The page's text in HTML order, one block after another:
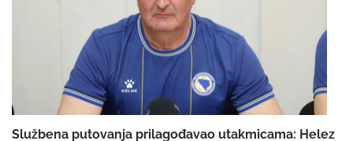
Službena putovanja prilagođavao utakmicama: Helez